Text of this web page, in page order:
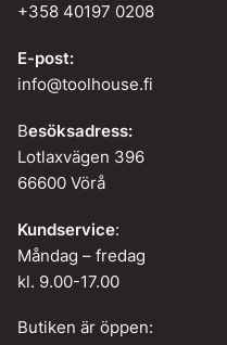
+358 40197 0208
E-post:
info@toolhouse.fi
Besöksadress:
Lotlaxvägen 396
66600 Vörå
Kundservice:
Måndag – fredag
kl. 9.00-17.00
Butiken är öppen: